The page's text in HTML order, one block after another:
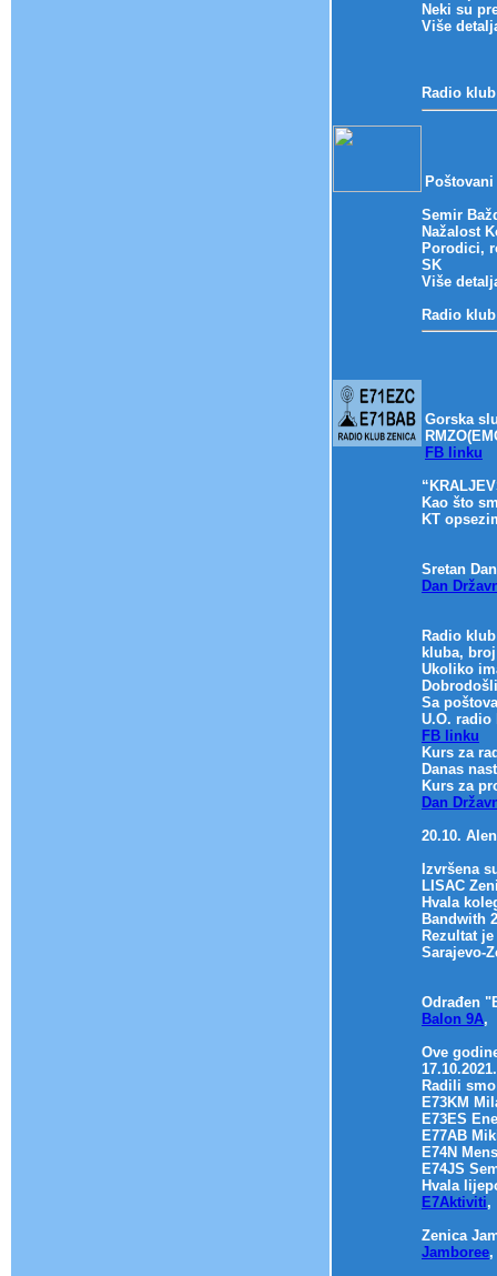
Neki su
Više
Radio
Semir
Nažalost
Porodici,
SK
Više
Radio
Gorska
FB linku
Kao što
KT
Sretan
Dan
Radio
kluba,
Ukoliko
Sa
U.O. radio
FB linku
Kurs za
Danas
Kurs za
Dan
20.10.
Izvršena
LISAC
Hvala
Bandwith
Rezultat
Sarajevo-
Odrađen
Balon 9A,
Ove
Radili
E73KM
E73ES
E77AB
E74N
E74JS
Hvala
E7Aktiviti,
Zenica
Jamboree,